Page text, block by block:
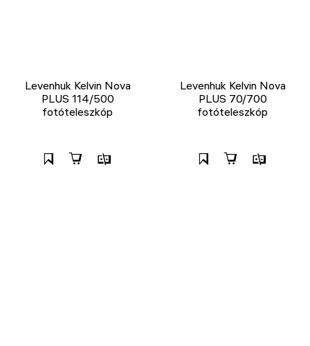
Levenhuk Kelvin Nova
PLUS 114/500
fotóteleszkóp
Levenhuk Kelvin Nova
PLUS 70/700
fotóteleszkóp